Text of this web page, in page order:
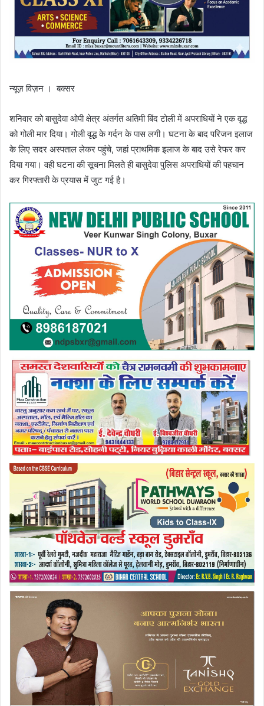
न्यूज़ विज़न । बक्सर
शनिवार को बासुदेवा ओपी क्षेत्र अंतर्गत अतिमी बिंद टोली में अपराधियों ने एक वृद्ध
को गोली मार दिया। गोली वृद्ध के गर्दन के पास लगी। घटना के बाद परिजन इलाज
के लिए सदर अस्पताल लेकर पहुंचे, जहां प्राथमिक इलाज के बाद उसे रेफर कर
दिया गया। वही घटना की सूचना मिलते ही बासुदेवा पुलिस अपराधियों की पहचान
कर गिरफ्तारी के प्रयास में जुट गई है।